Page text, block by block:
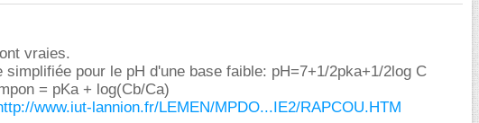
vraies.
simplifiée pour le pH d'une base faible: pH=7+1/2pka+1/2log C
= pKa + log(Cb/Ca)
www.iut-lannion.fr/LEMEN/MPDO...IE2/RAPCOU.HTM